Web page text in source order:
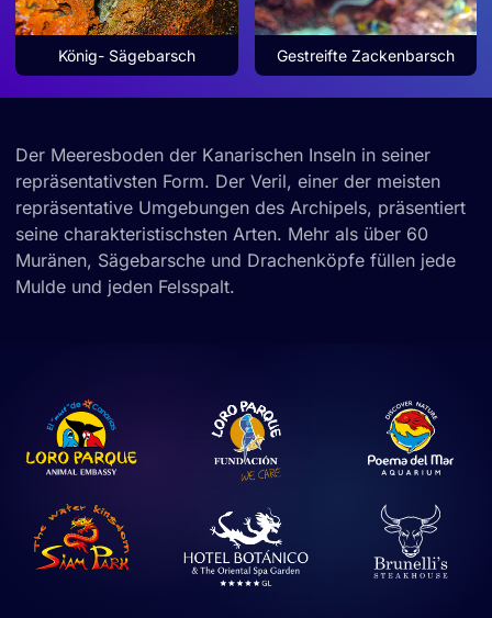
König- Sägebarsch Gestreifte Zackenbarsch
Der Meeresboden der Kanarischen Inseln in seiner
repräsentativsten Form. Der Veril, einer der meisten
repräsentative Umgebungen des Archipels, präsentiert
seine charakteristischsten Arten. Mehr als über 60
Muränen, Sägebarsche und Drachenköpfe füllen jede
Mulde und jeden Felsspalt.